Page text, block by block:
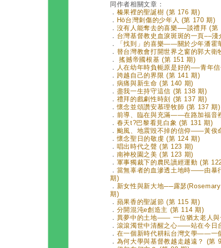
同作者相關文章：
． 榛果裡的聖誕樹 (第 176 期)
． Hō͘台灣刺傷的少年人 (第 170 期)
． 沒有人能奪去的喜樂──談禮拜 (第
． 台灣基督教史血淚斑斑的一頁––
．
「找到」的喜樂——關於少年潘霍
． 替台灣教會打開世界之窗的郭大衛
．
搖撼帝國根基 (第 151 期)
． 人在幼年時負軛原是好的──青年
． 跨越自己的界限 (第 141 期)
． 病痛與新生命 (第 140 期)
． 盡我一生持守這信 (第 138 期)
． 禮拜的戲劇性時刻 (第 137 期)
．懷念並頌讚安慕理牧師 (第 137 期)
． 前導、臨在與充滿——在路加福音
． 春天t?巴黎看見白象 (第 131 期)
． 颱風、地震毀不掉的信仰——黃俟
．懷念聖日的敬虔 (第 124 期)
． 唱出時代之聲 (第 123 期)
． 南神校園之美 (第 123 期)
． 軍事獨裁下的農民讀經運動 (第
． 當無辜者的血滲透土地時——由暴
期)
． 新女性與新大地──露瑟
期)
． 蘋果香的聖誕節 (第 115 期)
． 分開混沌e創造主 (第 114 期)
． 異夢中的土地—— 一位猶太老人與
． 滾滾濁世中清醒之心——站在今日
． 在一個新時代耕耘台灣文學——一
． 為何大學與基督教越走越遠？ (第